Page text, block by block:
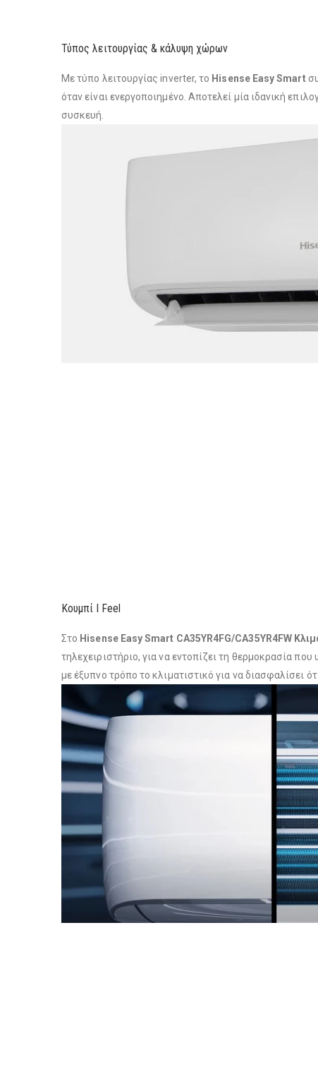
Τύπος λειτουργίας & κάλυψη χώρων
Με τύπο λειτουργίας inverter, το Hisense Easy Smart
όταν είναι ενεργοποιημένο. Αποτελεί μία ιδανική
συσκευή.
Κουμπί I Feel
Στο Hisense Easy Smart CA35YR4FG/CA35YR4FW
τηλεχειριστήριο, για να εντοπίζει τη θερμοκρασία
με έξυπνο τρόπο το κλιματιστικό για να διασφαλίσει